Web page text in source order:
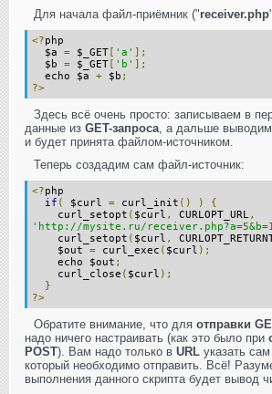
Для начала файл-приёмник ("receiver.php
<?php
$a = $_GET 'a'
];
$b = $_GET 'b'
];
echo $a + $b ;
?>
Здесь всё очень просто: записываем в
данные из GET-запроса, а дальше
и будет принята файлом-источником.
Теперь создадим сам файл-источник:
<?php
if ( $curl = curl_init () )
{
curl_setopt ( $curl , CURLOPT_URL,
'http://mysite.ru/
curl_setopt ( $curl ,
$out = curl_exec ( $curl );
echo $out ;
curl_close ( $curl );
}
?>
Обратите внимание, что для отправки
надо ничего настраивать (как это было при
POST). Вам надо только в URL указать сам
который необходимо отправить. Всё!
выполнения данного скрипта будет вывод